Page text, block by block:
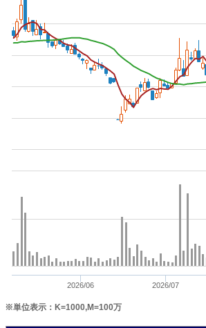
2026/06 2026/07
※単位表示：K=1000,M=100万